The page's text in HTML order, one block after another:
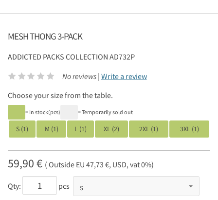
MESH THONG 3-PACK
ADDICTED PACKS COLLECTION AD732P
No reviews | Write a review
Choose your size from the table.
= In stock(pcs) = Temporarily sold out
S (1) M (1) L (1) XL (2) 2XL (1) 3XL (1)
59,90 € ( Outside EU 47,73 €, USD, vat 0%)
Qty: pcs